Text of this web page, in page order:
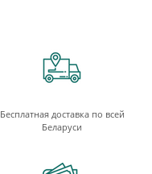
Бесплатная доставка по всей
Беларуси